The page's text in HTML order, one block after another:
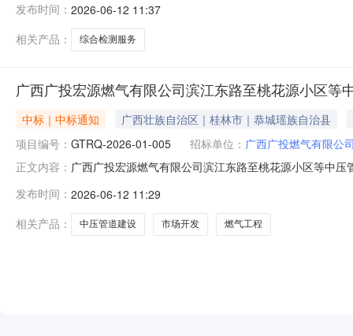
及地方相关的法律、法规、规范，供应商完成项目的主
方案要求完
发布时间： 2026-06-12 11:37
相关产品：
综合检测服务
广西广投宏源燃气有限公司滨江东路至桃花源小区
中标｜中标通知
广西壮族自治区｜桂林市｜恭城瑶族自治县
项目编号： GTRQ-2026-01-005 招标单位： 广西广投燃气有限公
正文内容： 广西广投宏源燃气有限公司滨江东路至桃花源小区等中
其他中标内容：广西广投宏源燃气有限公司滨江东路至
监督部门本招标项目的
发布时间： 2026-06-12 11:29
相关产品：
中压管道建设 市场开发 燃气工程